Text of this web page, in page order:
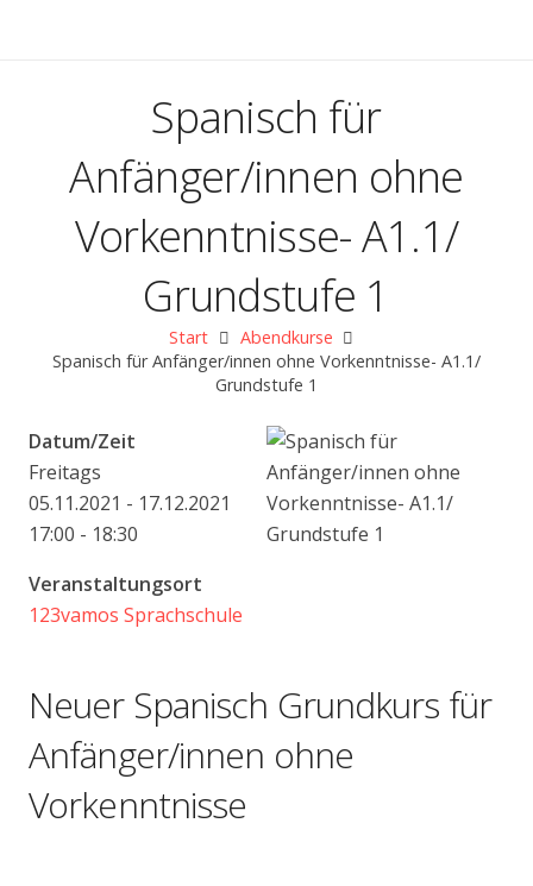
Spanisch für
Anfänger/innen ohne
Vorkenntnisse- A1.1/
Grundstufe 1
Start
Abendkurse
Spanisch für Anfänger/innen ohne Vorkenntnisse- A1.1/
Grundstufe 1
Datum/Zeit
Freitags
05.11.2021 - 17.12.2021
17:00 - 18:30
Veranstaltungsort
123vamos Sprachschule
Neuer Spanisch Grundkurs für
Anfänger/innen ohne
Vorkenntnisse